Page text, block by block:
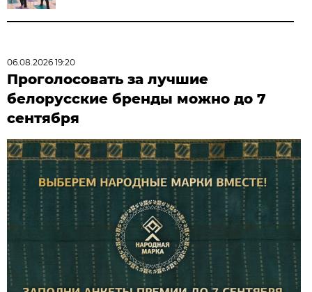
06.08.2026 19:20
Проголосовать за лучшие
белорусские бренды можно до 7
сентября